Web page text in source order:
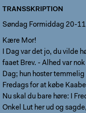
TRANSSKRIPTION
Søndag Formiddag 20-
Kære Mor!
I Dag var det jo, du vilde
faaet Brev. - Alhed var
Dag; hun hoster
Fredags for at købe
Nu skal du bare høre: I
Onkel Lut her ud og